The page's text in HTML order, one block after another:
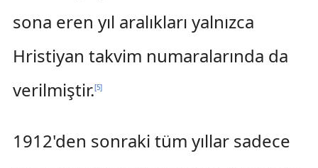
sona eren yıl aralıkları yalnızca
Hristiyan takvim numaralarında da
verilmiştir.[5]
1912'den sonraki tüm yıllar sadece